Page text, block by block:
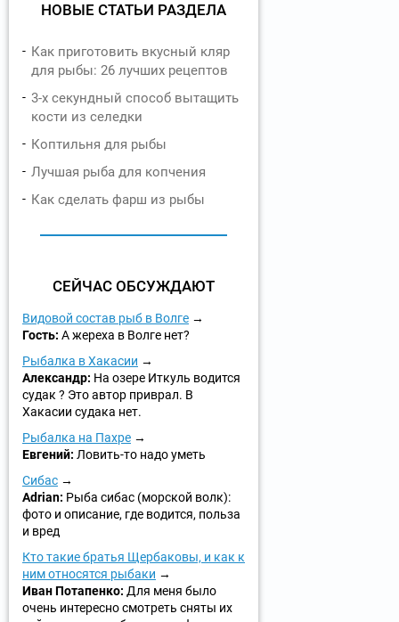
НОВЫЕ СТАТЬИ РАЗДЕЛА
Как приготовить вкусный кляр
для рыбы: 26 лучших рецептов
3-х секундный способ вытащить
кости из селедки
Коптильня для рыбы
Лучшая рыба для копчения
Как сделать фарш из рыбы
СЕЙЧАС ОБСУЖДАЮТ
Видовой состав рыб в Волге
Гость: А жереха в Волге нет?
Рыбалка в Хакасии
Александр: На озере Иткуль водится
судак ? Это автор приврал. В
Хакасии судака нет.
Рыбалка на Пахре
Евгений: Ловить-то надо уметь
Сибас
Adrian: Рыба сибас (морской волк):
фото и описание, где водится, польза
и вред
Кто такие братья Щербаковы, и как к
ним относятся рыбаки
Иван Потапенко: Для меня было
очень интересно смотреть сняты их